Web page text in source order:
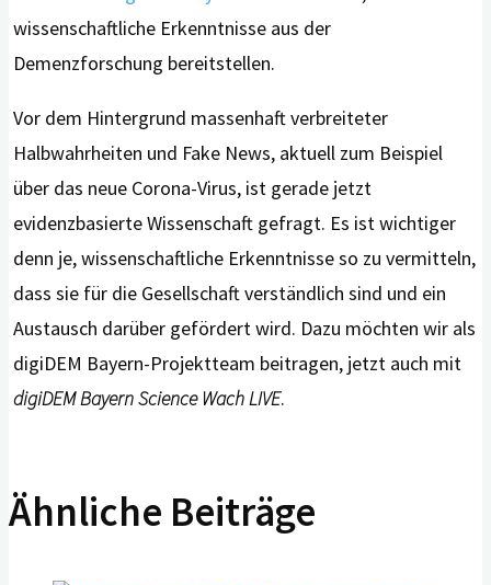
wissenschaftliche Erkenntnisse aus der
Demenzforschung bereitstellen.
Vor dem Hintergrund massenhaft verbreiteter
Halbwahrheiten und Fake News, aktuell zum Beispiel
über das neue Corona-Virus, ist gerade jetzt
evidenzbasierte Wissenschaft gefragt. Es ist wichtiger
denn je, wissenschaftliche Erkenntnisse so zu vermitteln,
dass sie für die Gesellschaft verständlich sind und ein
Austausch darüber gefördert wird. Dazu möchten wir als
digiDEM Bayern-Projektteam beitragen, jetzt auch mit
digiDEM Bayern Science Wach LIVE.
Ähnliche Beiträge